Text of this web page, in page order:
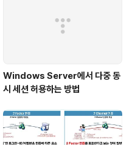
Windows Server에서 다중 동
시 세션 허용하는 방법